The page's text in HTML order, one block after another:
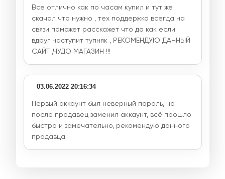
Все отлично как по часам купил и тут же
скачал что нужно , тех поддержка всегда на
связи поможет расскажет что да как если
вдруг наступит тупняк , РЕКОМЕНДУЮ ДАННЫЙ
САЙТ ,ЧУДО МАГАЗИН !!!
03.06.2022 20:16:34
Первый аккаунт был неверный пароль, но
после продавец заменил аккаунт, всё прошло
быстро и замечательно, рекомендую данного
продавца